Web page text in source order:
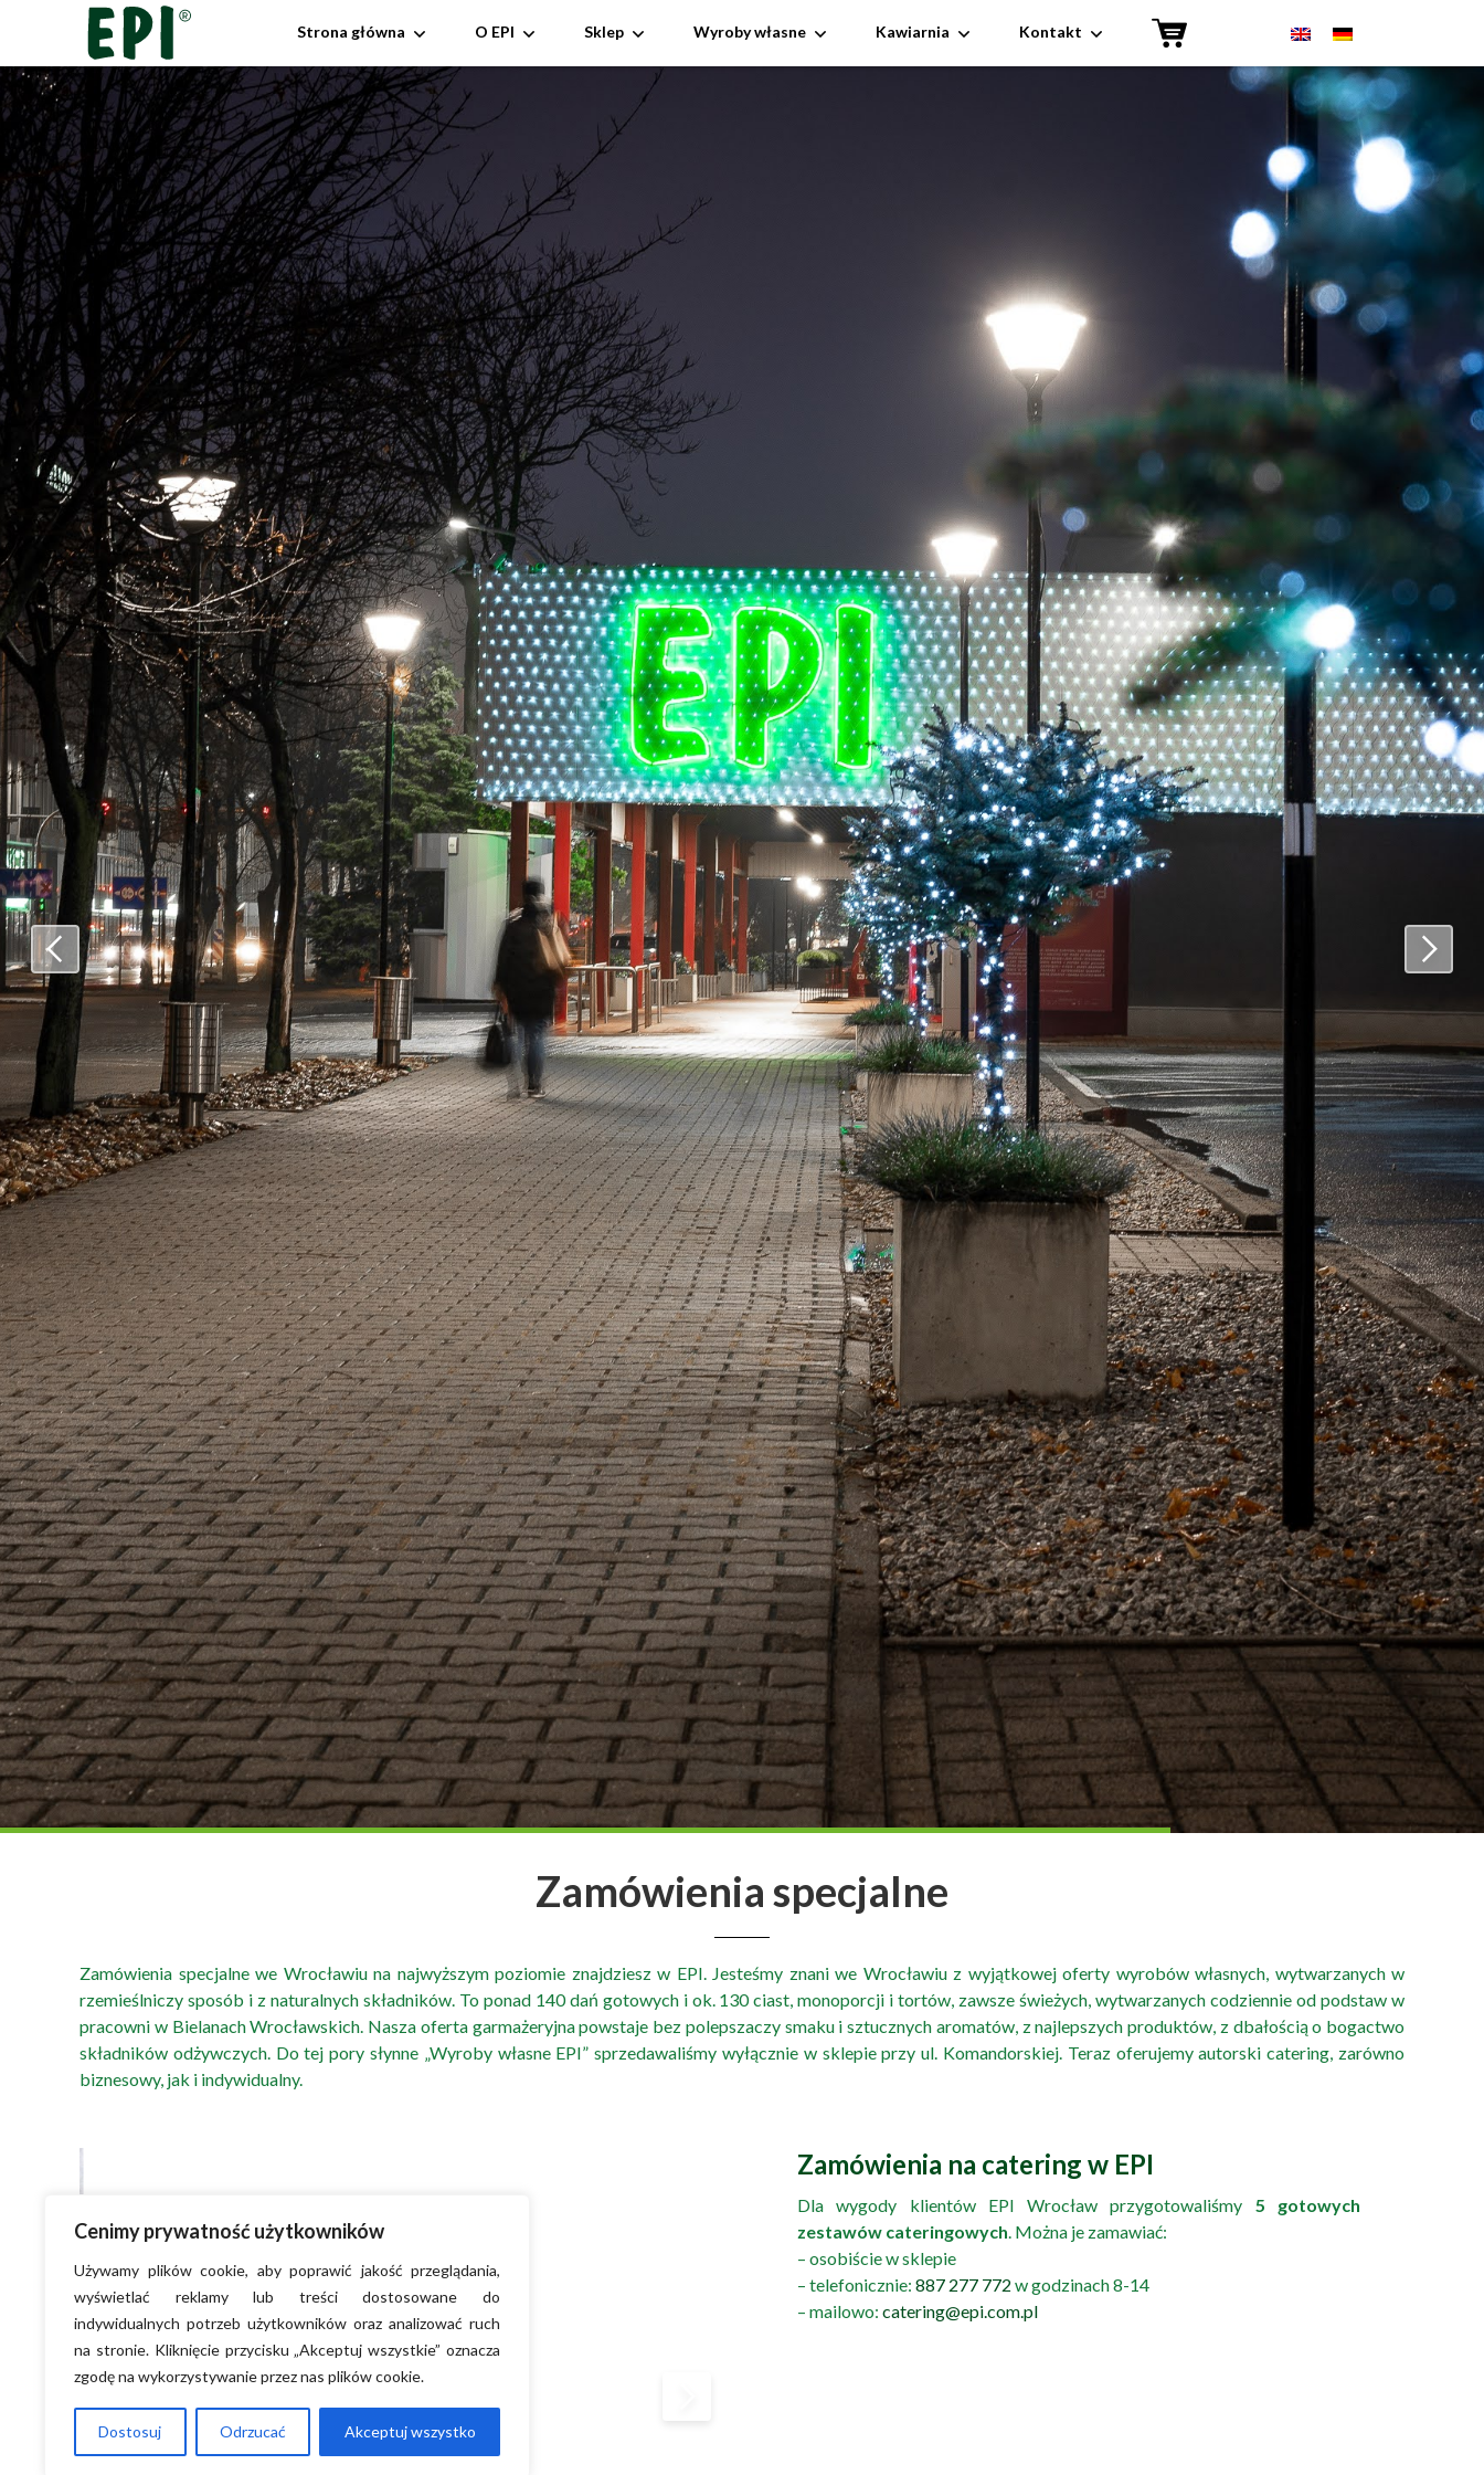
Cenimy prywatność użytkowników
Używamy plików cookie, aby poprawić jakość przeglądania,
wyświetlać reklamy lub treści dostosowane do
indywidualnych potrzeb użytkowników oraz analizować ruch
na stronie. Kliknięcie przycisku „Akceptuj wszystkie” oznacza
zgodę na wykorzystywanie przez nas plików cookie.
Dostosuj Odrzucać Akceptuj wszystko
Strona główna O EPI Sklep Wyroby własne Kawiarnia Kontakt
Zamówienia specjalne
Zamówienia specjalne we Wrocławiu na najwyższym poziomie znajdziesz w EPI. Jesteśmy znani we Wrocławiu z wyjątkowej oferty wyrobów własnych, wytwarzanych w
rzemieślniczy sposób i z naturalnych składników. To ponad 140 dań gotowych i ok. 130 ciast, monoporcji i tortów, zawsze świeżych, wytwarzanych codziennie od podstaw w
pracowni w Bielanach Wrocławskich. Nasza oferta garmażeryjna powstaje bez polepszaczy smaku i sztucznych aromatów, z najlepszych produktów, z dbałością o bogactwo
składników odżywczych. Do tej pory słynne „Wyroby własne EPI” sprzedawaliśmy wyłącznie w sklepie przy ul. Komandorskiej. Teraz oferujemy autorski catering, zarówno
biznesowy, jak i indywidualny.
Zamówienia na catering w EPI
Dla wygody klientów EPI Wrocław przygotowaliśmy 5 gotowych
zestawów cateringowych . Można je zamawiać:
– osobiście w sklepie
– telefonicznie: 887 277 772 w godzinach 8-14
– mailowo: catering@epi.com.pl